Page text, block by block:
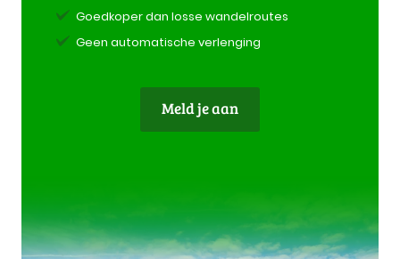
Goedkoper dan losse wandelroutes
Geen automatische verlenging
Meld je aan